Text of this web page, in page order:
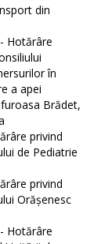
din
Hotărâre
în
a apei
Brădet,
privind
de Pediatrie
privind
Orăşenesc
Hotărâre